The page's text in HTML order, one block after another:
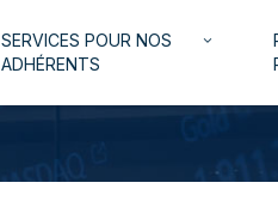
SERVICES POUR NOS
ADHÉRENTS
keyboard_arrow_down